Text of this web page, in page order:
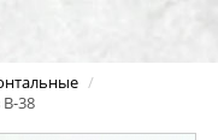
/
38